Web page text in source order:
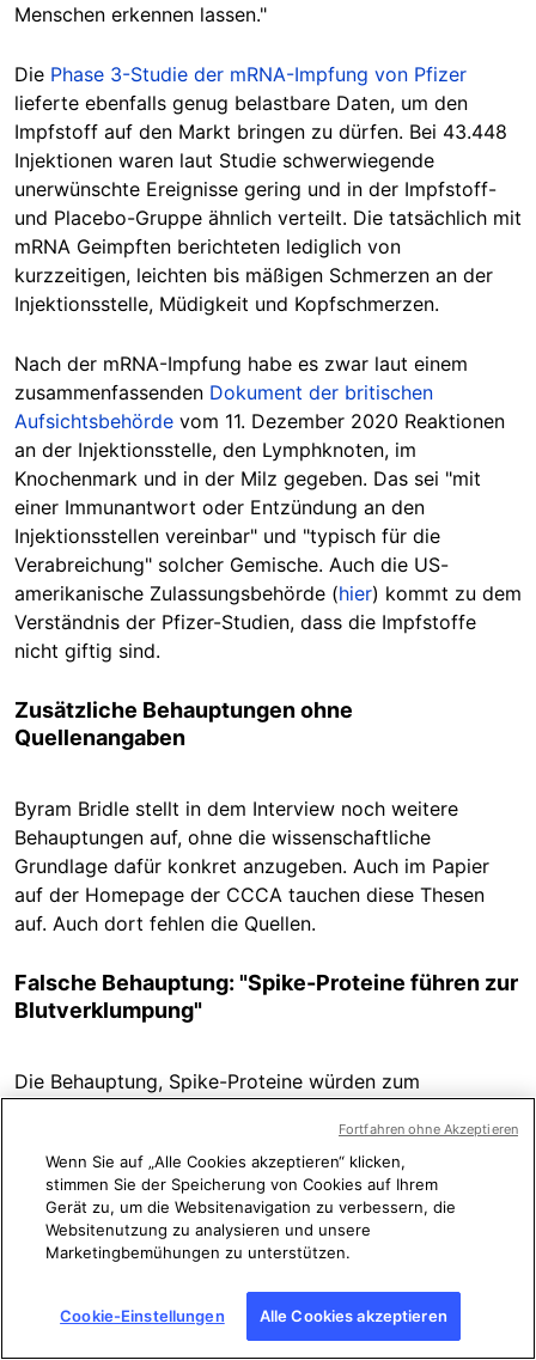
Menschen erkennen lassen."
Die Phase 3-Studie der mRNA-Impfung von Pfizer
lieferte ebenfalls genug belastbare Daten, um den
Impfstoff auf den Markt bringen zu dürfen. Bei 43.448
Injektionen waren laut Studie schwerwiegende
unerwünschte Ereignisse gering und in der Impfstoff-
und Placebo-Gruppe ähnlich verteilt. Die tatsächlich mit
mRNA Geimpften berichteten lediglich von
kurzzeitigen, leichten bis mäßigen Schmerzen an der
Injektionsstelle, Müdigkeit und Kopfschmerzen.
Nach der mRNA-Impfung habe es zwar laut einem
zusammenfassenden Dokument der britischen
Aufsichtsbehörde vom 11. Dezember 2020 Reaktionen
an der Injektionsstelle, den Lymphknoten, im
Knochenmark und in der Milz gegeben. Das sei "mit
einer Immunantwort oder Entzündung an den
Injektionsstellen vereinbar" und "typisch für die
Verabreichung" solcher Gemische. Auch die US-
amerikanische Zulassungsbehörde (hier) kommt zu dem
Verständnis der Pfizer-Studien, dass die Impfstoffe
nicht giftig sind.
Zusätzliche Behauptungen ohne
Quellenangaben
Byram Bridle stellt in dem Interview noch weitere
Behauptungen auf, ohne die wissenschaftliche
Grundlage dafür konkret anzugeben. Auch im Papier
auf der Homepage der CCCA tauchen diese Thesen
auf. Auch dort fehlen die Quellen.
Falsche Behauptung: "Spike-Proteine führen zur
Blutverklumpung"
Die Behauptung, Spike-Proteine würden zum
AFP hat diese bereits im Februar 2021 im
Zusammenhang mit einer Studie des Paul-Ehrlich-
Instituts geprüft. Indiesem Faktencheckkam AFP nach
zahlreichen Expertengesprächen zum Fazit: "Die
Corona-Impfung, so bestätigten sowohl der
auf AFP-Anfrage, könne solche unkontrollierte
Zellfusionen überhaupt nicht auslösen. Die behauptete
Wenn Sie auf „Alle Cookies akzeptieren“ klicken,
stimmen Sie der Speicherung von Cookies auf Ihrem
Gerät zu, um die Websitenavigation zu verbessern, die
Websitenutzung zu analysieren und unsere
Marketingbemühungen zu unterstützen.
Cookie-Einstellungen Alle Cookies akzeptieren
Fortfahren ohne Akzeptieren